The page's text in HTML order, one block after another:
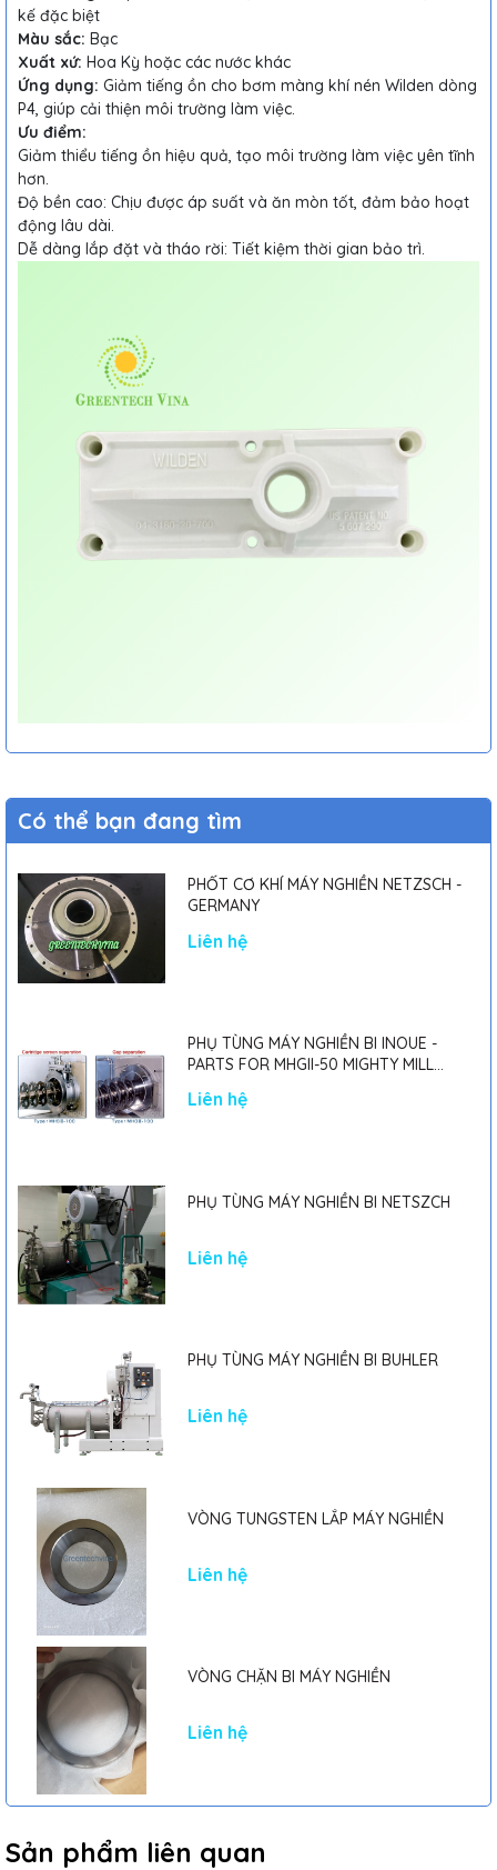
kế đặc biệt
Màu sắc: Bạc
Xuất xứ: Hoa Kỳ hoặc các nước khác
Ứng dụng: Giảm tiếng ồn cho bơm màng khí nén Wilden dòng
P4, giúp cải thiện môi trường làm việc.
Ưu điểm:
Giảm thiểu tiếng ồn hiệu quả, tạo môi trường làm việc yên tĩnh
hơn.
Độ bền cao: Chịu được áp suất và ăn mòn tốt, đảm bảo hoạt
động lâu dài.
Dễ dàng lắp đặt và tháo rời: Tiết kiệm thời gian bảo trì.
Có thể bạn đang tìm
PHỐT CƠ KHÍ MÁY NGHIỀN NETZSCH -
GERMANY
Liên hệ
PHỤ TÙNG MÁY NGHIỀN BI INOUE -
PARTS FOR MHGII-50 MIGHTY MILL
Liên hệ
PHỤ TÙNG MÁY NGHIỀN BI NETSZCH
Liên hệ
PHỤ TÙNG MÁY NGHIỀN BI BUHLER
Liên hệ
VÒNG TUNGSTEN LẮP MÁY NGHIỀN
Liên hệ
VÒNG CHẶN BI MÁY NGHIỀN
Liên hệ
Sản phẩm liên quan